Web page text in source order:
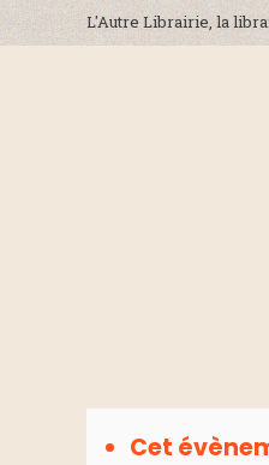
L'Autre Librairie, la
Cet